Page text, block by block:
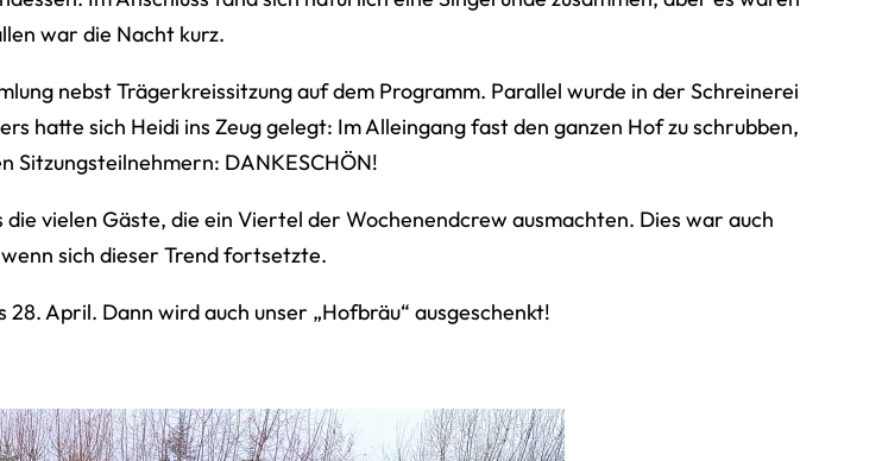
war die Nacht kurz.
nebst Trägerkreissitzung auf dem Programm. Parallel wurde in der Schreinerei
hatte sich Heidi ins Zeug gelegt: Im Alleingang fast den ganzen Hof zu schrubben,
Sitzungsteilnehmern: DANKESCHÖN!
vielen Gäste, die ein Viertel der Wochenendcrew ausmachten. Dies war auch
sich dieser Trend fortsetzte.
April. Dann wird auch unser „Hofbräu“ ausgeschenkt!